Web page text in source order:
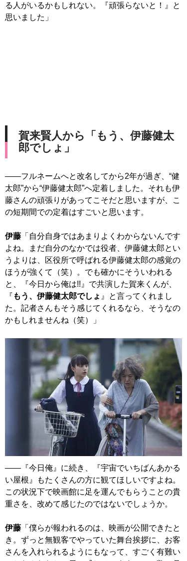
る人がいるかもしれない。『頑張らないと！』と
思いました」
賀来賢人から「もう、伊藤健太
郎でしょ」
――フルネームへと改名してから2年が過ぎ、“健
太郎”から“伊藤健太郎”へ定着しました。それも伊
藤さんの頑張りがあってこそだと思いますが、こ
の短期間での定着はすごいと思います。
伊藤 「自分自身ではあまりよくわからないんです
よね。まだ自分のなかでは役者、伊藤健太郎とい
うよりは、区役所で呼ばれる伊藤健太郎の感覚の
ほうが強くて（笑）。でも確かにそういわれる
と、『今日から俺は!!』で共演した賀来くんが、
『 もう、伊藤健太郎でしょ 』と言ってくれまし
た。記者さんもそう感じてくれるなら、そうなの
かもしれませんね（笑）」
――『今日俺』に続き、『宇宙でいちばんあかる
い屋根』もたくさんの方に観てほしいですよね。
この状況下で映画館に足を運んでもらうことの貴
重さを、改めて感じたのではないでしょうか。
伊藤 「僕らが報われるのは、映画が公開できたと
き。ずっと無観客でやっていた舞台挨拶に、お客
さんを入れられるようにもなって、すごく有難い